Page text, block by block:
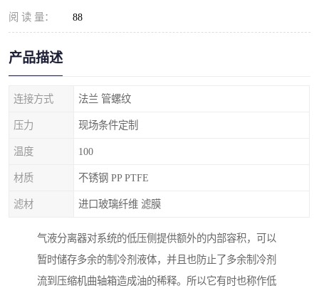
阅 读 量： 88
产品描述
连接方式 法兰 管螺纹
压力 现场条件定制
温度 100
材质 不锈钢 PP PTFE
滤材 进口玻璃纤维 滤膜
气液分离器对系统的低压侧提供额外的内部容积，可以
暂时储存多余的制冷剂液体，并且也防止了多余制冷剂
流到压缩机曲轴箱造成油的稀释。所以它有时也称作低